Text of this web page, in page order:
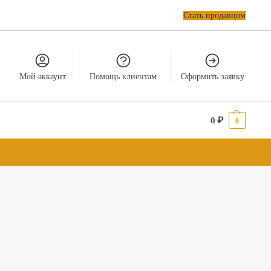
Стать продавцом
Мой аккаунт Помощь клиентам Оформить заявку
0₽ 0